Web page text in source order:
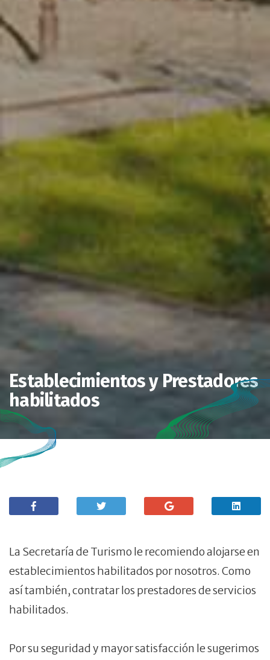
Establecimientos y Prestadores
habilitados
La Secretaría de Turismo le recomiendo alojarse en
establecimientos habilitados por nosotros. Como
así también, contratar los prestadores de servicios
habilitados.
Por su seguridad y mayor satisfacción le sugerimos